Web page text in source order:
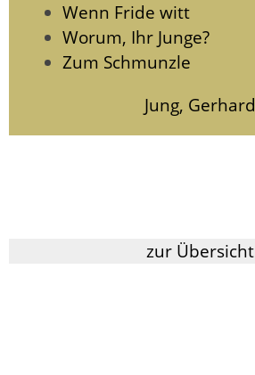
Wenn Fride witt
Worum, Ihr Junge?
Zum Schmunzle
Jung, Gerhard
zur Übersicht